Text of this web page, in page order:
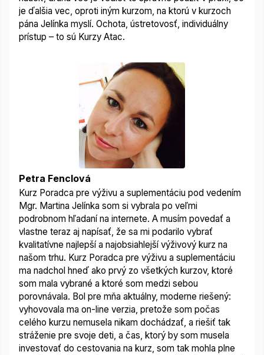
je ďalšia vec, oproti iným kurzom, na ktorú v kurzoch
pána Jelínka myslí. Ochota, ústretovosť, individuálny
prístup – to sú Kurzy Atac.
Petra Fenclová
Kurz Poradca pre výživu a suplementáciu pod vedením
Mgr. Martina Jelínka som si vybrala po veľmi
podrobnom hľadaní na internete. A musím povedať a
vlastne teraz aj napísať, že sa mi podarilo vybrať
kvalitatívne najlepší a najobsiahlejší výživový kurz na
našom trhu. Kurz Poradca pre výživu a suplementáciu
ma nadchol hneď ako prvý zo všetkých kurzov, ktoré
som mala vybrané a ktoré som medzi sebou
porovnávala. Bol pre mňa aktuálny, moderne riešený:
vyhovovala ma on-line verzia, pretože som počas
celého kurzu nemusela nikam dochádzať, a riešiť tak
stráženie pre svoje deti, a čas, ktorý by som musela
investovať do cestovania na kurz, som tak mohla plne